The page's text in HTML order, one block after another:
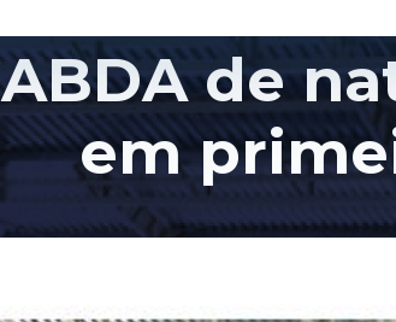
ABDA de
em